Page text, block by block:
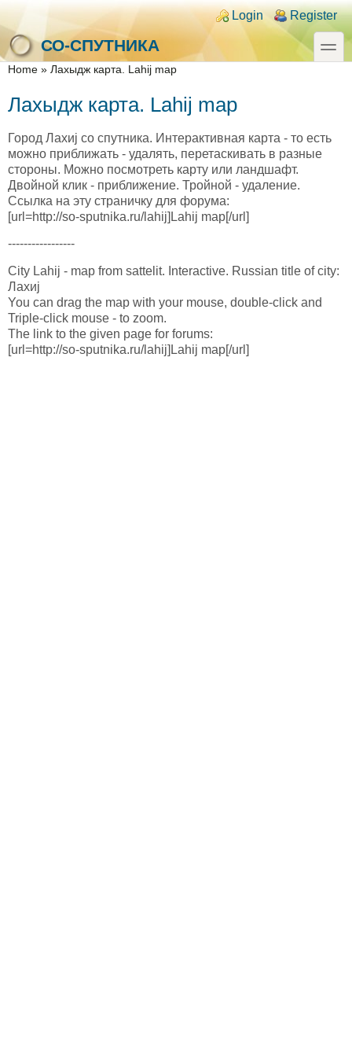
Skip to main content
Skip to search
Login links
Login Register
СО-СПУТНИКА
toggle
You are here
Home » Лахыдж карта. Lahij map
Лахыдж карта. Lahij map
Город Лахиj со спутника. Интерактивная карта - то есть
можно приближать - удалять, перетаскивать в разные
стороны. Можно посмотреть карту или ландшафт.
Двойной клик - приближение. Тройной - удаление.
Ссылка на эту страничку для форума:
[url=http://so-sputnika.ru/lahij]Lahij map[/url]
-----------------
City Lahij - map from sattelit. Interactive. Russian title of city:
Лахиj
You can drag the map with your mouse, double-click and
Triple-click mouse - to zoom.
The link to the given page for forums:
[url=http://so-sputnika.ru/lahij]Lahij map[/url]